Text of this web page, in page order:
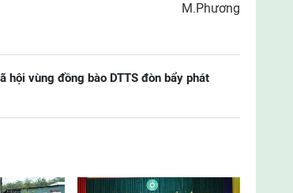
M.Phương
hội vùng đồng bào DTTS đòn bẩy phát